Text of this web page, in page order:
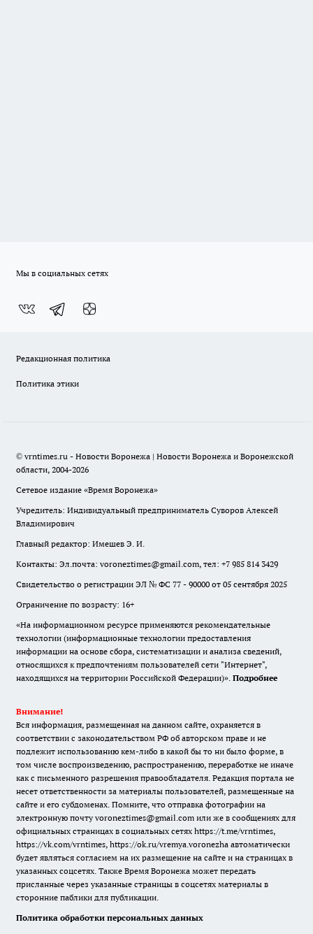
Мы в социальных сетях
Редакционная политика
Политика этики
© vrntimes.ru - Новости Воронежа | Новости Воронежа и Воронежской
области, 2004-2026
Сетевое издание «Время Воронежа»
Учредитель: Индивидуальный предприниматель Суворов Алексей
Владимирович
Главный редактор: Имешев Э. И.
Контакты: Эл.почта: voroneztimes@gmail.com, тел: +7 985 814 3429
Свидетельство о регистрации ЭЛ № ФС 77 - 90000 от 05 сентября 2025
Ограничение по возрасту: 16+
«На информационном ресурсе применяются рекомендательные
технологии (информационные технологии предоставления
информации на основе сбора, систематизации и анализа сведений,
относящихся к предпочтениям пользователей сети "Интернет",
находящихся на территории Российской Федерации)». Подробнее
Внимание!
Вся информация, размещенная на данном сайте, охраняется в
соответствии с законодательством РФ об авторском праве и не
подлежит использованию кем-либо в какой бы то ни было форме, в
том числе воспроизведению, распространению, переработке не иначе
как с письменного разрешения правообладателя. Редакция портала не
несет ответственности за материалы пользователей, размещенные на
сайте и его субдоменах. Помните, что отправка фотографии на
электронную почту voroneztimes@gmail.com или же в сообщениях для
официальных страницах в социальных сетях https://t.me/vrntimes,
https://vk.com/vrntimes, https://ok.ru/vremya.voronezha автоматически
будет являться согласием на их размещение на сайте и на страницах в
указанных соцсетях. Также Время Воронежа может передать
присланные через указанные страницы в соцсетях материалы в
сторонние паблики для публикации.
Политика обработки персональных данных